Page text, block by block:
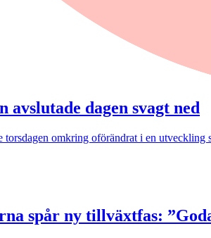
avslutade dagen svagt ned
torsdagen omkring oförändrat i en utveckling
spår ny tillväxtfas: